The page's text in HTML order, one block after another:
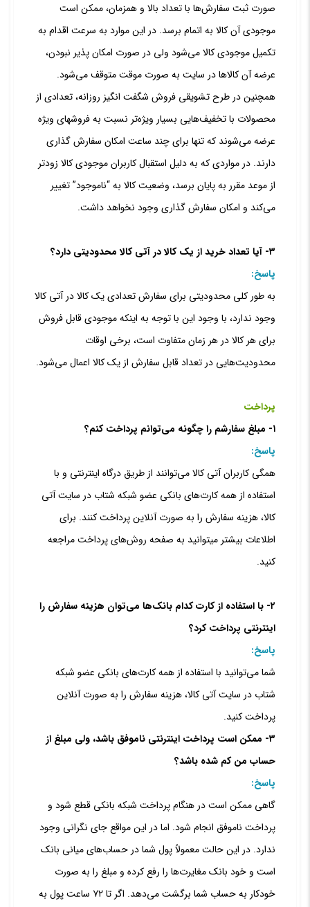
صورت ثبت سفارش‏‌ها با تعداد بالا و همزمان، ممکن است
موجودی آن کالا به اتمام برسد. در این موارد به سرعت اقدام به
تکمیل موجودی کالا می‌شود ولی در صورت امکان پذیر نبودن،
عرضه آن کالاها در سایت به صورت موقت متوقف می‌شود.
همچنین در طرح تشویقی فروش شگفت انگیز روزانه، تعدادی از
محصولات با تخفیف‏‌هایی بسیار ویژه‌‏تر نسبت به فروش‏های ویژه
عرضه می‏‌شوند که تنها برای چند ساعت امکان سفارش‏ گذاری
دارند. در مواردی که به دلیل استقبال کاربران موجودی کالا زودتر
از موعد مقرر به پایان برسد، وضعیت کالا به “ناموجود” تغییر
می‏‌کند و امکان سفارش گذاری وجود نخواهد داشت.
۳- آیا تعداد خرید از یک کالا در آتی کالا محدودیتی دارد؟
پاسخ:
به طور کلی محدودیتی برای سفارش تعدادی یک کالا در آتی کالا
وجود ندارد، با وجود این با توجه به اینکه موجودی قابل فروش
برای هر کالا در هر زمان متفاوت است، برخی اوقات
محدودیت‏‌هایی در تعداد قابل سفارش از یک کالا اعمال می‏‌شود.
پرداخت
۱- مبلغ سفارشم را چگونه می‏‌توانم پرداخت کنم؟
پاسخ:
همگی کاربران آتی کالا می‌توانند از طریق درگاه اینترنتی و با
استفاده از همه کارت‏‌های بانکی عضو شبکه شتاب در سایت آتی
کالا، هزینه سفارش را به صورت آنلاین پرداخت کنند. برای
اطلاعات بیشتر می‏توانید به صفحه روش‌‏های پرداختمراجعه
کنید.
۲- با استفاده از کارت کدام بانک‌ها می‌توان هزینه سفارش را
اینترنتی پرداخت کرد؟
پاسخ:
شما می‌توانید با استفاده از همه کارت‏‌های بانکی عضو شبکه
شتاب در سایت آتی کالا، هزینه سفارش را به صورت آنلاین
پرداخت کنید.
۳- ممکن است پرداخت اینترنتی ناموفق باشد، ولی مبلغ از
حساب من کم شده باشد؟
پاسخ:
گاهی ممکن است در هنگام پرداخت شبکه بانکی قطع شود و
پرداخت ناموفق انجام شود. اما در این مواقع جای نگرانی وجود
ندارد. در این حالت معمولاً پول شما در حساب‏‌های میانی بانک
است و خود بانک مغایرت‏‌ها را رفع کرده و مبلغ را به صورت
خودکار به حساب شما برگشت می‌‏دهد. اگر تا ۷۲ ساعت پول به